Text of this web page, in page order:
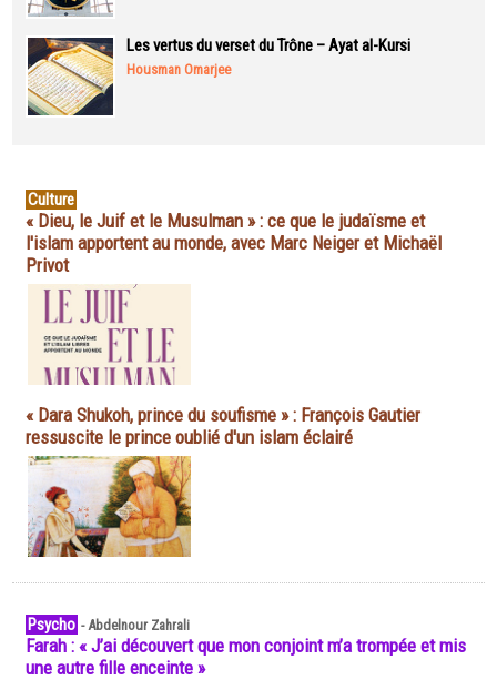
Les vertus du verset du Trône – Ayat al-Kursi
Housman Omarjee
Culture
« Dieu, le Juif et le Musulman » : ce que le judaïsme et
l'islam apportent au monde, avec Marc Neiger et Michaël
Privot
« Dara Shukoh, prince du soufisme » : François Gautier
ressuscite le prince oublié d'un islam éclairé
Psycho -Abdelnour Zahrali
Farah : « J’ai découvert que mon conjoint m’a trompée et mis
une autre fille enceinte »